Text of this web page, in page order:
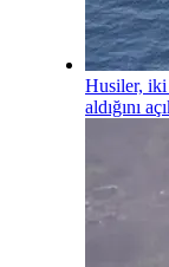
Husiler,
aldığını